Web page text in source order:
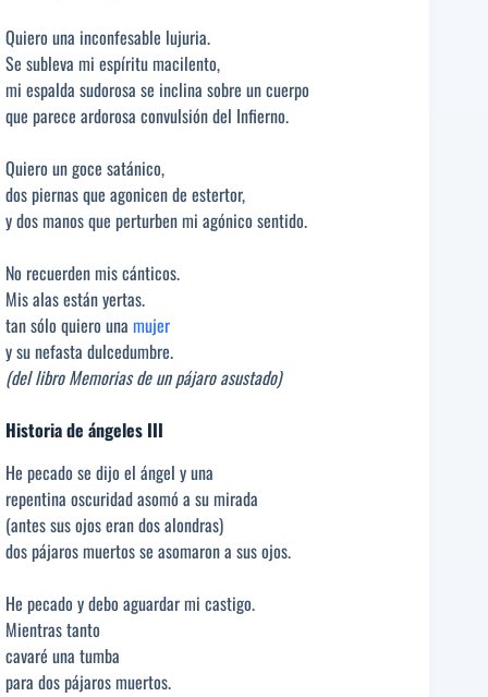
Quiero una inconfesable lujuria.
Se subleva mi espíritu macilento,
mi espalda sudorosa se inclina sobre un cuerpo
que parece ardorosa convulsión del Infierno.
Quiero un goce satánico,
dos piernas que agonicen de estertor,
y dos manos que perturben mi agónico sentido.
No recuerden mis cánticos.
Mis alas están yertas.
tan sólo quiero una mujer
y su nefasta dulcedumbre.
(del libro Memorias de un pájaro asustado)
Historia de ángeles III
He pecado se dijo el ángel y una
repentina oscuridad asomó a su mirada
(antes sus ojos eran dos alondras)
dos pájaros muertos se asomaron a sus ojos.
He pecado y debo aguardar mi castigo.
Mientras tanto
cavaré una tumba
para dos pájaros muertos.